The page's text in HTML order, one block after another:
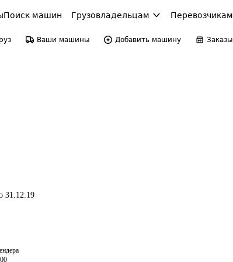
Поиск машин Грузовладельцам Перевозчикам
Ваши машины Добавить машину Заказы
31.12.19